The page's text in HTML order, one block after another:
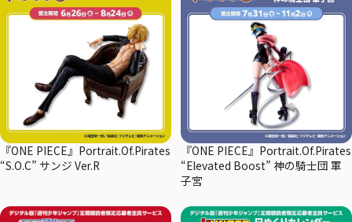
『ONE PIECE』Portrait.Of.Pirates
“S.O.C” サンジ Ver.R
『ONE PIECE』Portrait.Of.Pirates
“Elevated Boost” 神の騎士団 軍
子宮